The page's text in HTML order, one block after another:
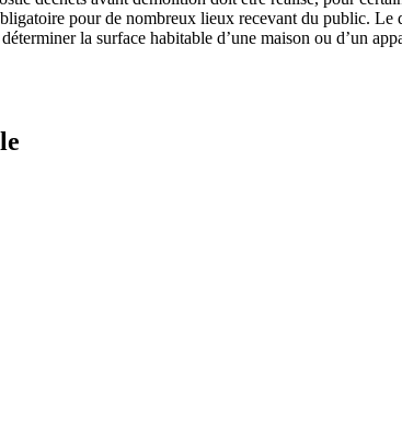
pour de nombreux lieux recevant du public.
la surface habitable d’une maison ou d’un